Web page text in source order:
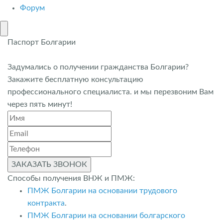
Форум
Паспорт Болгарии
Задумались о получении гражданства Болгарии?
Закажите бесплатную консультацию
профессионального специалиста. и мы перезвоним Вам
через пять минут!
ЗАКАЗАТЬ ЗВОНОК
Способы получения ВНЖ и ПМЖ:
ПМЖ Болгарии на основании трудового
контракта.
ПМЖ Болгарии на основании болгарского